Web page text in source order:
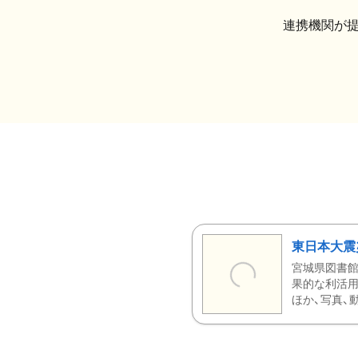
連携機関が
東日本大
宮城県図書
果的な利活
ほか、写真、